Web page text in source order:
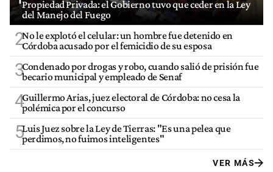
Propiedad Privada: el Gobierno tuvo que ceder en la Ley
del Manejo del Fuego
2No le explotó el celular: un hombre fue detenido en
Córdoba acusado por el femicidio de su esposa
3Condenado por drogas y robo, cuando salió de prisión fue
becario municipal y empleado de Senaf
4Guillermo Arias, juez electoral de Córdoba: no cesa la
polémica por el concurso
5Luis Juez sobre la Ley de Tierras: "Es una pelea que
perdimos, no fuimos inteligentes"
VER MÁS